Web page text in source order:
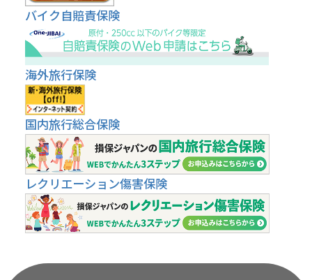
バイク自賠責保険
海外旅行保険
国内旅行総合保険
レクリエーション傷害保険